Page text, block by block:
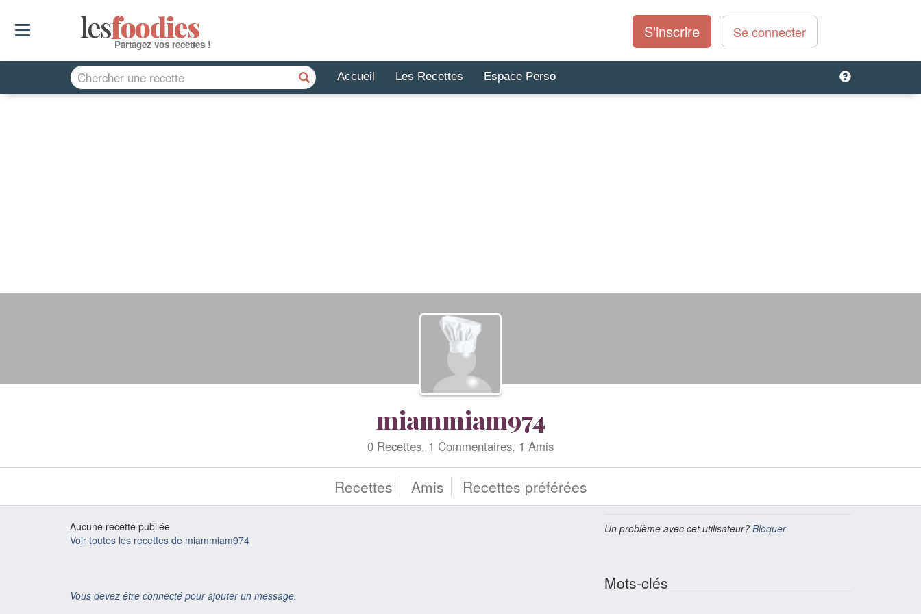
lesfoodies
Partagez vos recettes !
S'inscrire Se connecter
Accueil Les Recettes Espace Perso
miammiam974
0 Recettes, 1 Commentaires, 1 Amis
Recettes Amis Recettes préférées
Aucune recette publiée
Voir toutes les recettes de miammiam974
Vous devez être connecté pour ajouter un message.
Un problème avec cet utilisateur? Bloquer
Mots-clés